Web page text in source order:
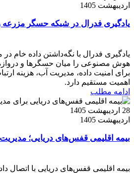
اردیبهشت 1405
یادگیری فدرال در شبکه حسگر مزرعه
یادگیری فدرال با نگه‌داشتن داده خام
هوش مصنوعی را میان حسگرها و
برای امنیت داده، مدیریت آب، هزینه
اهمیت مستقیم دارد.
ادامه مطلب
28 اردیبهشت 1405
اردیبهشت 1405
بیمه اقلیمی قفس‌های دریایی؛
بیمه اقلیمی قفس‌های دریایی با اتصال